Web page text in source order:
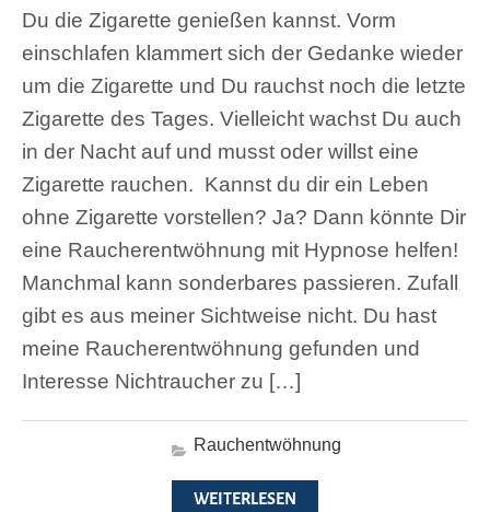
Du die Zigarette genießen kannst. Vorm
einschlafen klammert sich der Gedanke wieder
um die Zigarette und Du rauchst noch die letzte
Zigarette des Tages. Vielleicht wachst Du auch
in der Nacht auf und musst oder willst eine
Zigarette rauchen. Kannst du dir ein Leben
ohne Zigarette vorstellen? Ja? Dann könnte Dir
eine Raucherentwöhnung mit Hypnose helfen!
Manchmal kann sonderbares passieren. Zufall
gibt es aus meiner Sichtweise nicht. Du hast
meine Raucherentwöhnung gefunden und
Interesse Nichtraucher zu […]
Rauchentwöhnung
WEITERLESEN